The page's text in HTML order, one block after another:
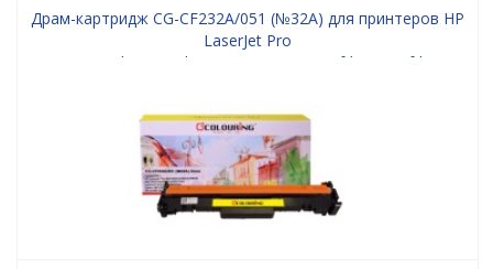
Драм-картридж CG-CF232A/051 (№32A) для принтеров HP
LaserJet Pro
M203/M203dn/M203dw/M206/M227/M227fdn/M227fdw/